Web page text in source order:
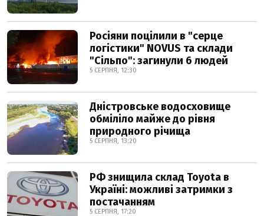
Росіяни поцілили в "серце
логістики" NOVUS та склади
"Сільпо": загинули 6 людей
5 СЕРПНЯ, 12:30
Дністровське водосховище
обміліло майже до рівня
природного річища
5 СЕРПНЯ, 13:20
РФ знищила склад Toyota в
Україні: можливі затримки з
постачанням
5 СЕРПНЯ, 17:20